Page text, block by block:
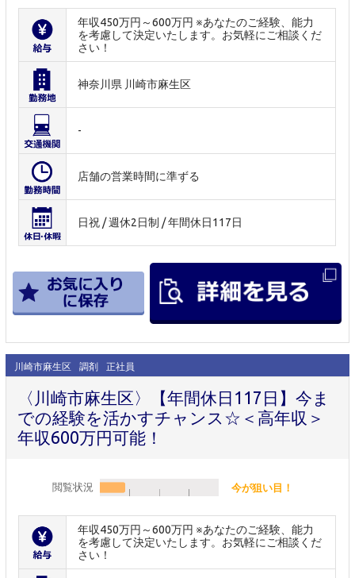
年収450万円～600万円 ※あなたのご経験、能力
を考慮して決定いたします。お気軽にご相談くだ
さい！
神奈川県 川崎市麻生区
-
店舗の営業時間に準ずる
日祝 / 週休2日制 / 年間休日117日
川崎市麻生区 調剤 正社員
〈川崎市麻生区〉【年間休日117日】今ま
での経験を活かすチャンス☆＜高年収＞
年収600万円可能！
閲覧状況 今が狙い目！
年収450万円～600万円 ※あなたのご経験、能力
を考慮して決定いたします。お気軽にご相談くだ
さい！